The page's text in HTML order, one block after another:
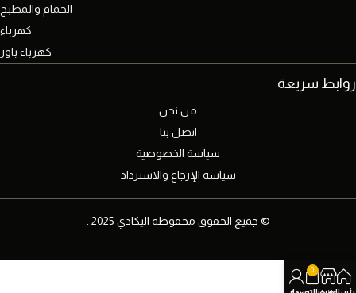
الحمام والمطبخ
كهرباء
كهرباء باور
روابط سريعة
من نحن
اتصل بنا
سياسة الخصوصية
سياسة الإرجاع والاسترداد
© جميع الحقوق محفوظة اليكادي 2025 .
0